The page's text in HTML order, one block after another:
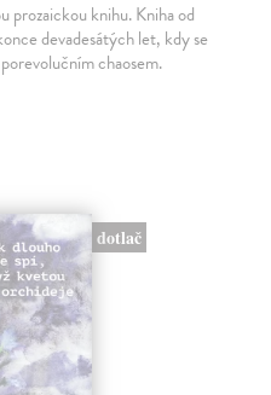
prozaickou knihu. Kniha od
devadesátých let, kdy se
chaosem.
dotlač